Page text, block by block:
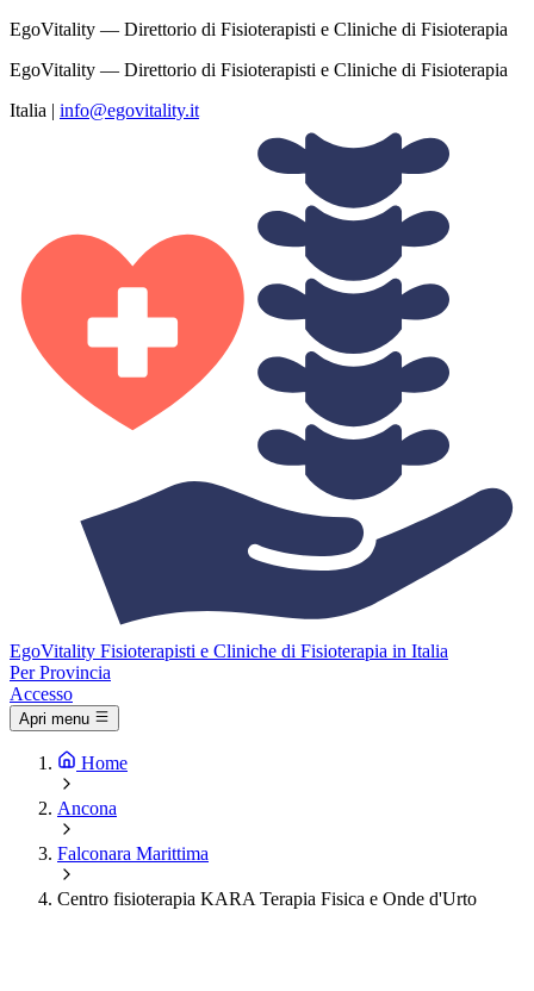
EgoVitality — Direttorio di Fisioterapisti e Cliniche di Fisioterapia
EgoVitality — Direttorio di Fisioterapisti e Cliniche di Fisioterapia
Italia | info@egovitality.it
EgoVitality Fisioterapisti e Cliniche di Fisioterapia in Italia
Per Provincia
Accesso
Apri menu
Home
Ancona
Falconara Marittima
Centro fisioterapia KARA Terapia Fisica e Onde d'Urto